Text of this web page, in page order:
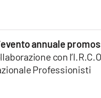
evento annuale
con
Professionisti